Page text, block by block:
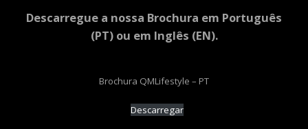
Descarregue a nossa Brochura em Português
(PT) ou em Inglês (EN).
Brochura QMLifestyle – PT
Descarregar